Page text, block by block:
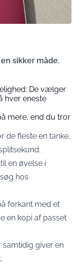
sikker måde.
De vælger
hver eneste
mere, end du tror
de fleste en tanke,
en øvelse i
hos
forkant med et
en kopi af passet
samtidig giver en